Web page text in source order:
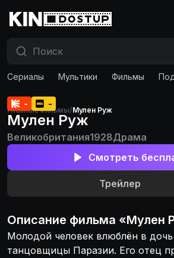
Сериалы Мультики Фильмы
Главная/Фильмы/Мулен Руж
- -
Мулен Руж
Великобритания1928Драма
Смотреть
Трейлер
Описание фильма «Мулен
Молодой человек влюблён в
танцовщицы Паразии. Его отец